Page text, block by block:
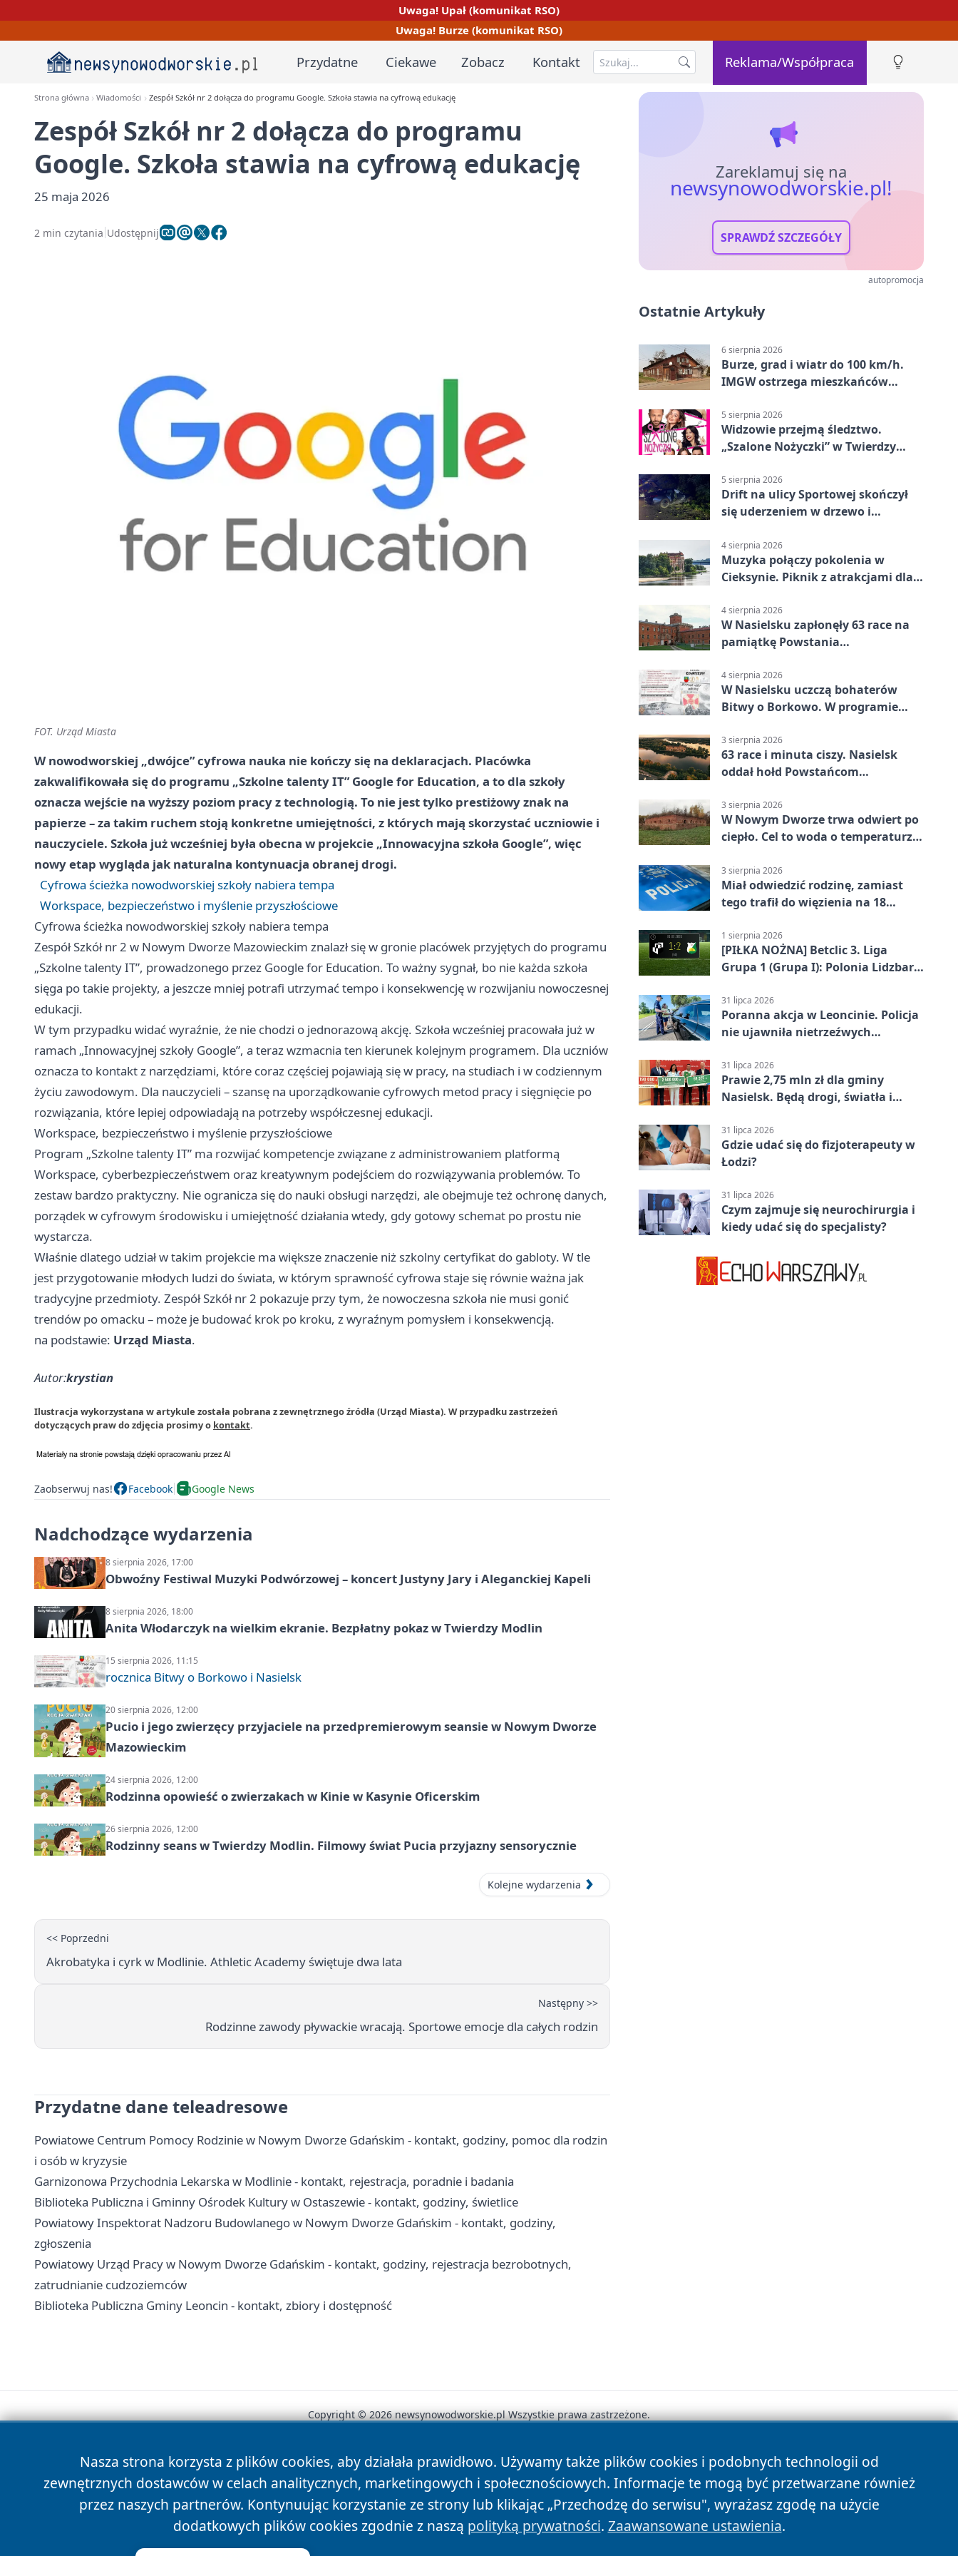
Uwaga! Upał (komunikat RSO)
Uwaga! Burze (komunikat RSO)
Przydatne Ciekawe Zobacz Kontakt Reklama/Współpraca
Strona główna Wiadomości Zespół Szkół nr 2 dołącza do programu Google. Szkoła stawia na cyfrową edukację
Zespół Szkół nr 2 dołącza do programu
Google. Szkoła stawia na cyfrową edukację
25 maja 2026
2 min czytania Udostępnij
FOT. Urząd Miasta
W nowodworskiej „dwójce” cyfrowa nauka nie kończy się na deklaracjach. Placówka
zakwalifikowała się do programu „Szkolne talenty IT” Google for Education, a to dla szkoły
oznacza wejście na wyższy poziom pracy z technologią. To nie jest tylko prestiżowy znak na
papierze – za takim ruchem stoją konkretne umiejętności, z których mają skorzystać uczniowie i
nauczyciele. Szkoła już wcześniej była obecna w projekcie „Innowacyjna szkoła Google”, więc
nowy etap wygląda jak naturalna kontynuacja obranej drogi.
Cyfrowa ścieżka nowodworskiej szkoły nabiera tempa
Workspace, bezpieczeństwo i myślenie przyszłościowe
Cyfrowa ścieżka nowodworskiej szkoły nabiera tempa
Zespół Szkół nr 2 w Nowym Dworze Mazowieckim znalazł się w gronie placówek przyjętych do programu
„Szkolne talenty IT”, prowadzonego przez Google for Education. To ważny sygnał, bo nie każda szkoła
sięga po takie projekty, a jeszcze mniej potrafi utrzymać tempo i konsekwencję w rozwijaniu nowoczesnej
edukacji.
W tym przypadku widać wyraźnie, że nie chodzi o jednorazową akcję. Szkoła wcześniej pracowała już w
ramach „Innowacyjnej szkoły Google”, a teraz wzmacnia ten kierunek kolejnym programem. Dla uczniów
oznacza to kontakt z narzędziami, które coraz częściej pojawiają się w pracy, na studiach i w codziennym
życiu zawodowym. Dla nauczycieli – szansę na uporządkowanie cyfrowych metod pracy i sięgnięcie po
rozwiązania, które lepiej odpowiadają na potrzeby współczesnej edukacji.
Workspace, bezpieczeństwo i myślenie przyszłościowe
Program „Szkolne talenty IT” ma rozwijać kompetencje związane z administrowaniem platformą
Workspace, cyberbezpieczeństwem oraz kreatywnym podejściem do rozwiązywania problemów. To
zestaw bardzo praktyczny. Nie ogranicza się do nauki obsługi narzędzi, ale obejmuje też ochronę danych,
porządek w cyfrowym środowisku i umiejętność działania wtedy, gdy gotowy schemat po prostu nie
wystarcza.
Właśnie dlatego udział w takim projekcie ma większe znaczenie niż szkolny certyfikat do gabloty. W tle
jest przygotowanie młodych ludzi do świata, w którym sprawność cyfrowa staje się równie ważna jak
tradycyjne przedmioty. Zespół Szkół nr 2 pokazuje przy tym, że nowoczesna szkoła nie musi gonić
trendów po omacku – może je budować krok po kroku, z wyraźnym pomysłem i konsekwencją.
na podstawie: Urząd Miasta.
Autor:krystian
Ilustracja wykorzystana w artykule została pobrana z zewnętrznego źródła (Urząd Miasta). W przypadku zastrzeżeń
dotyczących praw do zdjęcia prosimy o kontakt.
Zaobserwuj nas! Facebook Google News
Nadchodzące wydarzenia
8 sierpnia 2026, 17:00
Obwoźny Festiwal Muzyki Podwórzowej – koncert Justyny Jary i Aleganckiej Kapeli
8 sierpnia 2026, 18:00
Anita Włodarczyk na wielkim ekranie. Bezpłatny pokaz w Twierdzy Modlin
15 sierpnia 2026, 11:15
rocznica Bitwy o Borkowo i Nasielsk
20 sierpnia 2026, 12:00
Pucio i jego zwierzęcy przyjaciele na przedpremierowym seansie w Nowym Dworze
Mazowieckim
24 sierpnia 2026, 12:00
Rodzinna opowieść o zwierzakach w Kinie w Kasynie Oficerskim
26 sierpnia 2026, 12:00
Rodzinny seans w Twierdzy Modlin. Filmowy świat Pucia przyjazny sensorycznie
Kolejne wydarzenia
<< Poprzedni
Akrobatyka i cyrk w Modlinie. Athletic Academy świętuje dwa lata
Następny >>
Rodzinne zawody pływackie wracają. Sportowe emocje dla całych rodzin
Przydatne dane teleadresowe
Powiatowe Centrum Pomocy Rodzinie w Nowym Dworze Gdańskim - kontakt, godziny, pomoc dla rodzin
i osób w kryzysie
Garnizonowa Przychodnia Lekarska w Modlinie - kontakt, rejestracja, poradnie i badania
Biblioteka Publiczna i Gminny Ośrodek Kultury w Ostaszewie - kontakt, godziny, świetlice
Powiatowy Inspektorat Nadzoru Budowlanego w Nowym Dworze Gdańskim - kontakt, godziny,
zgłoszenia
Powiatowy Urząd Pracy w Nowym Dworze Gdańskim - kontakt, godziny, rejestracja bezrobotnych,
zatrudnianie cudzoziemców
Biblioteka Publiczna Gminy Leoncin - kontakt, zbiory i dostępność
Zareklamuj się na
newsynowodworskie.pl!
SPRAWDŹ SZCZEGÓŁY
autopromocja
Ostatnie Artykuły
6 sierpnia 2026
Burze, grad i wiatr do 100 km/h.
IMGW ostrzega mieszkańców
5 sierpnia 2026
Widzowie przejmą śledztwo.
„Szalone Nożyczki” w Twierdzy
5 sierpnia 2026
Drift na ulicy Sportowej skończył
się uderzeniem w drzewo i
4 sierpnia 2026
Muzyka połączy pokolenia w
Cieksynie. Piknik z atrakcjami dla
4 sierpnia 2026
W Nasielsku zapłonęły 63 race na
pamiątkę Powstania
4 sierpnia 2026
W Nasielsku uczczą bohaterów
Bitwy o Borkowo. W programie
3 sierpnia 2026
63 race i minuta ciszy. Nasielsk
oddał hołd Powstańcom
3 sierpnia 2026
W Nowym Dworze trwa odwiert po
ciepło. Cel to woda o temperaturze
3 sierpnia 2026
Miał odwiedzić rodzinę, zamiast
tego trafił do więzienia na 18
1 sierpnia 2026
[PIŁKA NOŻNA] Betclic 3. Liga
Grupa 1 (Grupa I): Polonia Lidzbark
Mazowiecki 1:2
31 lipca 2026
Poranna akcja w Leoncinie. Policja
nie ujawniła nietrzeźwych
31 lipca 2026
Prawie 2,75 mln zł dla gminy
Nasielsk. Będą drogi, światła i
31 lipca 2026
Gdzie udać się do fizjoterapeuty w
Łodzi?
31 lipca 2026
Czym zajmuje się neurochirurgia i
kiedy udać się do specjalisty?
Nasza strona korzysta z plików cookies, aby działała prawidłowo. Używamy także plików cookies i podobnych technologii od
zewnętrznych dostawców w celach analitycznych, marketingowych i społecznościowych. Informacje te mogą być przetwarzane również
przez naszych partnerów. Kontynuując korzystanie ze strony lub klikając „Przechodzę do serwisu", wyrażasz zgodę na użycie
dodatkowych plików cookies zgodnie z naszą polityką prywatności. Zaawansowane ustawienia.
Copyright © 2026 newsynowodworskie.pl Wszystkie prawa zastrzeżone.
News Autorzy Polityka Prywatności Polityka Cookies